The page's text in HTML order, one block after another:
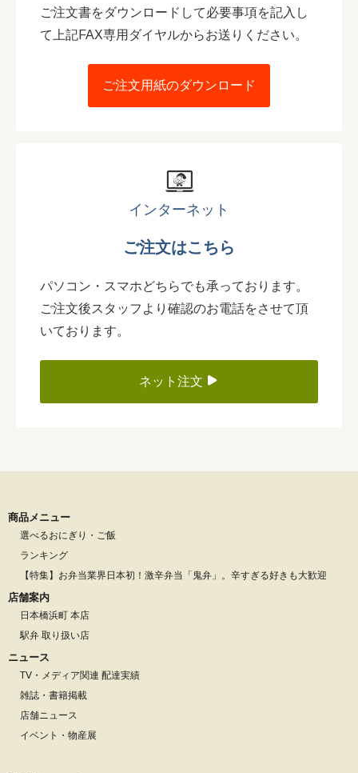
ご注文書をダウンロードして必要事項を記入し
て上記FAX専用ダイヤルからお送りください。
ご注文用紙のダウンロード
インターネット
ご注文はこちら
パソコン・スマホどちらでも承っております。
ご注文後スタッフより確認のお電話をさせて頂
いております。
ネット注文
商品メニュー
選べるおにぎり・ご飯
ランキング
【特集】お弁当業界日本初！激辛弁当「鬼弁」。辛すぎる好きも大歓迎
店舗案内
日本橋浜町 本店
駅弁 取り扱い店
ニュース
TV・メディア関連 配達実績
雑誌・書籍掲載
店舗ニュース
イベント・物産展